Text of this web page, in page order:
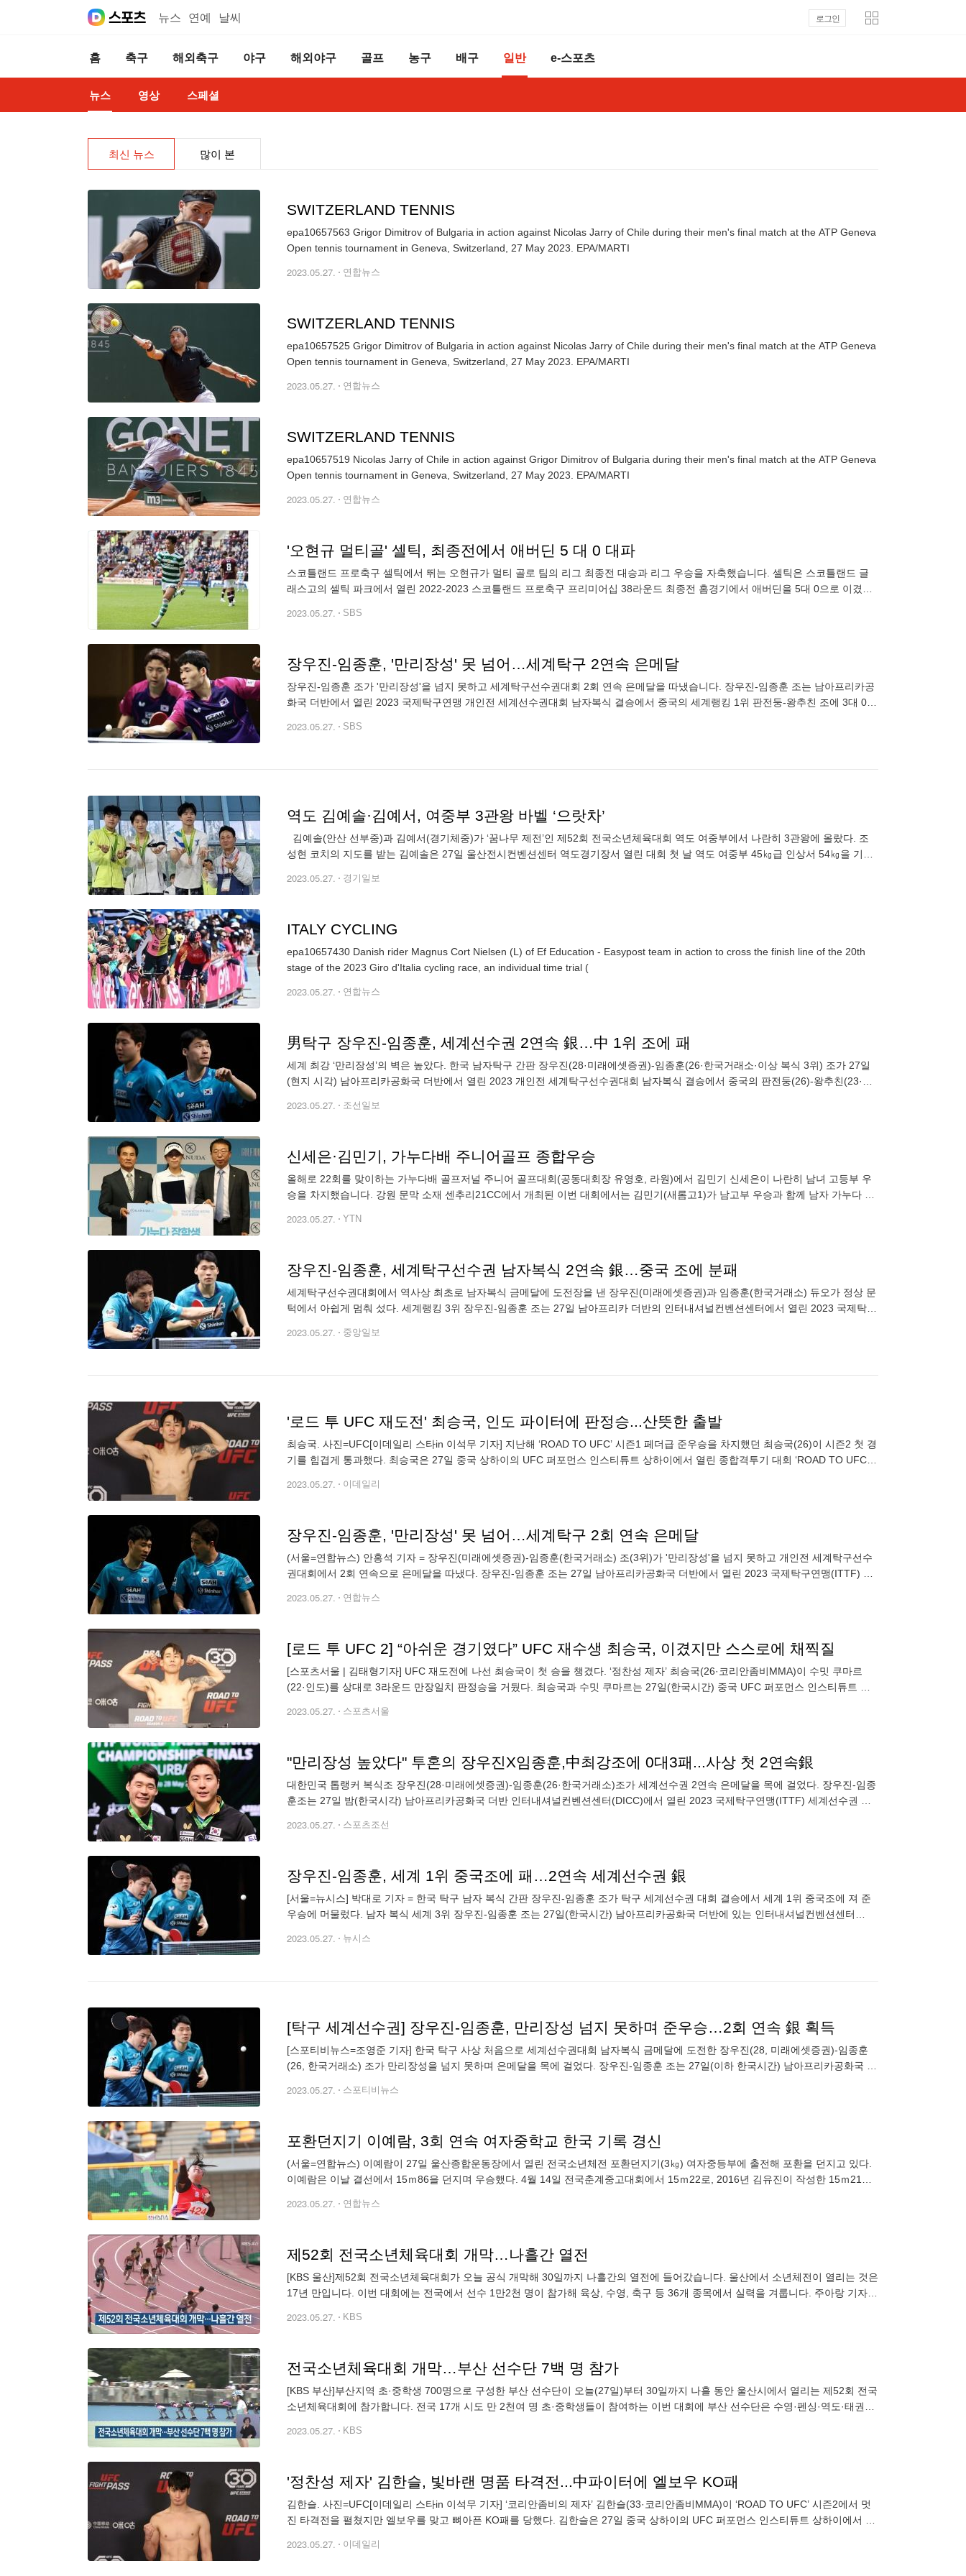
뉴스 연예 날씨 로그인
홈 축구 해외축구 야구 해외야구 골프 농구 배구 일반 e-스포츠
뉴스 영상 스페셜
최신 뉴스 많이 본
SWITZERLAND TENNIS
epa10657563 Grigor Dimitrov of Bulgaria in action against Nicolas Jarry of Chile during their men's final match at the ATP Geneva
Open tennis tournament in Geneva, Switzerland, 27 May 2023. EPA/MARTI
2023.05.27. 연합뉴스
SWITZERLAND TENNIS
epa10657525 Grigor Dimitrov of Bulgaria in action against Nicolas Jarry of Chile during their men's final match at the ATP Geneva
Open tennis tournament in Geneva, Switzerland, 27 May 2023. EPA/MARTI
2023.05.27. 연합뉴스
SWITZERLAND TENNIS
epa10657519 Nicolas Jarry of Chile in action against Grigor Dimitrov of Bulgaria during their men's final match at the ATP Geneva
Open tennis tournament in Geneva, Switzerland, 27 May 2023. EPA/MARTI
2023.05.27. 연합뉴스
'오현규 멀티골' 셀틱, 최종전에서 애버딘 5 대 0 대파
스코틀랜드 프로축구 셀틱에서 뛰는 오현규가 멀티 골로 팀의 리그 최종전 대승과 리그 우승을 자축했습니다. 셀틱은 스코틀랜드 글
래스고의 셀틱 파크에서 열린 2022-2023 스코틀랜드 프로축구 프리미어십 38라운드 최종전 홈경기에서 애버딘을 5대 0으로 이겼습
2023.05.27. SBS
장우진-임종훈, '만리장성' 못 넘어…세계탁구 2연속 은메달
장우진-임종훈 조가 '만리장성'을 넘지 못하고 세계탁구선수권대회 2회 연속 은메달을 따냈습니다. 장우진-임종훈 조는 남아프리카공
화국 더반에서 열린 2023 국제탁구연맹 개인전 세계선수권대회 남자복식 결승에서 중국의 세계랭킹 1위 판전둥-왕추친 조에 3대 0으
2023.05.27. SBS
역도 김예솔·김예서, 여중부 3관왕 바벨 ‘으랏차’
김예솔(안산 선부중)과 김예서(경기체중)가 ‘꿈나무 제전’인 제52회 전국소년체육대회 역도 여중부에서 나란히 3관왕에 올랐다. 조
성현 코치의 지도를 받는 김예솔은 27일 울산전시컨벤션센터 역도경기장서 열린 대회 첫 날 역도 여중부 45㎏급 인상서 54㎏을 기록
2023.05.27. 경기일보
ITALY CYCLING
epa10657430 Danish rider Magnus Cort Nielsen (L) of Ef Education - Easypost team in action to cross the finish line of the 20th
stage of the 2023 Giro d'Italia cycling race, an individual time trial (
2023.05.27. 연합뉴스
男탁구 장우진-임종훈, 세계선수권 2연속 銀…中 1위 조에 패
세계 최강 ‘만리장성’의 벽은 높았다. 한국 남자탁구 간판 장우진(28·미래에셋증권)-임종훈(26·한국거래소·이상 복식 3위) 조가 27일
(현지 시각) 남아프리카공화국 더반에서 열린 2023 개인전 세계탁구선수권대회 남자복식 결승에서 중국의 판전둥(26)-왕추친(23·이
2023.05.27. 조선일보
신세은·김민기, 가누다배 주니어골프 종합우승
올해로 22회를 맞이하는 가누다배 골프저널 주니어 골프대회(공동대회장 유영호, 라원)에서 김민기 신세은이 나란히 남녀 고등부 우
승을 차지했습니다. 강원 문막 소재 센추리21CC에서 개최된 이번 대회에서는 김민기(새롬고1)가 남고부 우승과 함께 남자 가누다 장
2023.05.27. YTN
장우진-임종훈, 세계탁구선수권 남자복식 2연속 銀…중국 조에 분패
세계탁구선수권대회에서 역사상 최초로 남자복식 금메달에 도전장을 낸 장우진(미래에셋증권)과 임종훈(한국거래소) 듀오가 정상 문
턱에서 아쉽게 멈춰 섰다. 세계랭킹 3위 장우진-임종훈 조는 27일 남아프리카 더반의 인터내셔널컨벤션센터에서 열린 2023 국제탁구
2023.05.27. 중앙일보
'로드 투 UFC 재도전' 최승국, 인도 파이터에 판정승...산뜻한 출발
최승국. 사진=UFC[이데일리 스타in 이석무 기자] 지난해 ‘ROAD TO UFC’ 시즌1 페더급 준우승을 차지했던 최승국(26)이 시즌2 첫 경
기를 힘겹게 통과했다. 최승국은 27일 중국 상하이의 UFC 퍼포먼스 인스티튜트 상하이에서 열린 종합격투기 대회 ‘ROAD TO UFC
2023.05.27. 이데일리
장우진-임종훈, '만리장성' 못 넘어…세계탁구 2회 연속 은메달
(서울=연합뉴스) 안홍석 기자 = 장우진(미래에셋증권)-임종훈(한국거래소) 조(3위)가 '만리장성'을 넘지 못하고 개인전 세계탁구선수
권대회에서 2회 연속으로 은메달을 따냈다. 장우진-임종훈 조는 27일 남아프리카공화국 더반에서 열린 2023 국제탁구연맹(ITTF) 개
2023.05.27. 연합뉴스
[로드 투 UFC 2] “아쉬운 경기였다” UFC 재수생 최승국, 이겼지만 스스로에 채찍질
[스포츠서울 | 김태형기자] UFC 재도전에 나선 최승국이 첫 승을 챙겼다. ‘정찬성 제자’ 최승국(26·코리안좀비MMA)이 수밋 쿠마르
(22·인도)를 상대로 3라운드 만장일치 판정승을 거뒀다. 최승국과 수밋 쿠마르는 27일(한국시간) 중국 UFC 퍼포먼스 인스티튜트 상
2023.05.27. 스포츠서울
"만리장성 높았다" 투혼의 장우진X임종훈,中최강조에 0대3패...사상 첫 2연속銀
대한민국 톱랭커 복식조 장우진(28·미래에셋증권)-임종훈(26·한국거래소)조가 세계선수권 2연속 은메달을 목에 걸었다. 장우진-임종
훈조는 27일 밤(한국시각) 남아프리카공화국 더반 인터내셔널컨벤션센터(DICC)에서 열린 2023 국제탁구연맹(ITTF) 세계선수권 남
2023.05.27. 스포츠조선
장우진-임종훈, 세계 1위 중국조에 패…2연속 세계선수권 銀
[서울=뉴시스] 박대로 기자 = 한국 탁구 남자 복식 간판 장우진-임종훈 조가 탁구 세계선수권 대회 결승에서 세계 1위 중국조에 져 준
우승에 머물렀다. 남자 복식 세계 3위 장우진-임종훈 조는 27일(한국시간) 남아프리카공화국 더반에 있는 인터내셔널컨벤션센터
2023.05.27. 뉴시스
[탁구 세계선수권] 장우진-임종훈, 만리장성 넘지 못하며 준우승…2회 연속 銀 획득
[스포티비뉴스=조영준 기자] 한국 탁구 사상 처음으로 세계선수권대회 남자복식 금메달에 도전한 장우진(28, 미래에셋증권)-임종훈
(26, 한국거래소) 조가 만리장성을 넘지 못하며 은메달을 목에 걸었다. 장우진-임종훈 조는 27일(이하 한국시간) 남아프리카공화국 더
2023.05.27. 스포티비뉴스
포환던지기 이예람, 3회 연속 여자중학교 한국 기록 경신
(서울=연합뉴스) 이예람이 27일 울산종합운동장에서 열린 전국소년체전 포환던지기(3㎏) 여자중등부에 출전해 포환을 던지고 있다.
이예람은 이날 결선에서 15ｍ86을 던지며 우승했다. 4월 14일 전국춘계중고대회에서 15ｍ22로, 2016년 김유진이 작성한 15ｍ21을
2023.05.27. 연합뉴스
제52회 전국소년체육대회 개막…나흘간 열전
[KBS 울산]제52회 전국소년체육대회가 오늘 공식 개막해 30일까지 나흘간의 열전에 들어갔습니다. 울산에서 소년체전이 열리는 것은
17년 만입니다. 이번 대회에는 전국에서 선수 1만2천 명이 참가해 육상, 수영, 축구 등 36개 종목에서 실력을 겨룹니다. 주아랑 기자
2023.05.27. KBS
전국소년체육대회 개막…부산 선수단 7백 명 참가
[KBS 부산]부산지역 초·중학생 700명으로 구성한 부산 선수단이 오늘(27일)부터 30일까지 나흘 동안 울산시에서 열리는 제52회 전국
소년체육대회에 참가합니다. 전국 17개 시도 만 2천여 명 초·중학생들이 참여하는 이번 대회에 부산 선수단은 수영·펜싱·역도·태권도
2023.05.27. KBS
'정찬성 제자' 김한슬, 빛바랜 명품 타격전...中파이터에 엘보우 KO패
김한슬. 사진=UFC[이데일리 스타in 이석무 기자] ‘코리안좀비의 제자’ 김한슬(33·코리안좀비MMA)이 ‘ROAD TO UFC’ 시즌2에서 멋
진 타격전을 펼쳤지만 엘보우를 맞고 뼈아픈 KO패를 당했다. 김한슬은 27일 중국 상하이의 UFC 퍼포먼스 인스티튜트 상하이에서 열
2023.05.27. 이데일리